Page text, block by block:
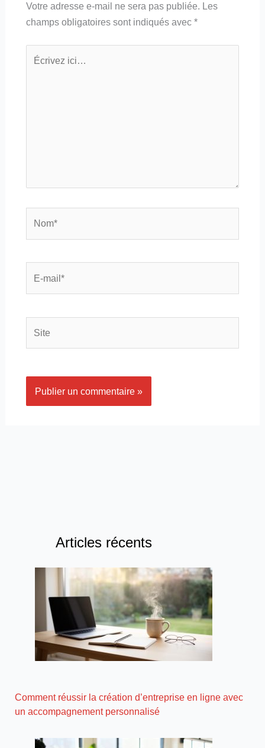
Votre adresse e-mail ne sera pas publiée. Les
champs obligatoires sont indiqués avec *
Articles récents
Comment réussir la création d’entreprise en ligne avec
un accompagnement personnalisé